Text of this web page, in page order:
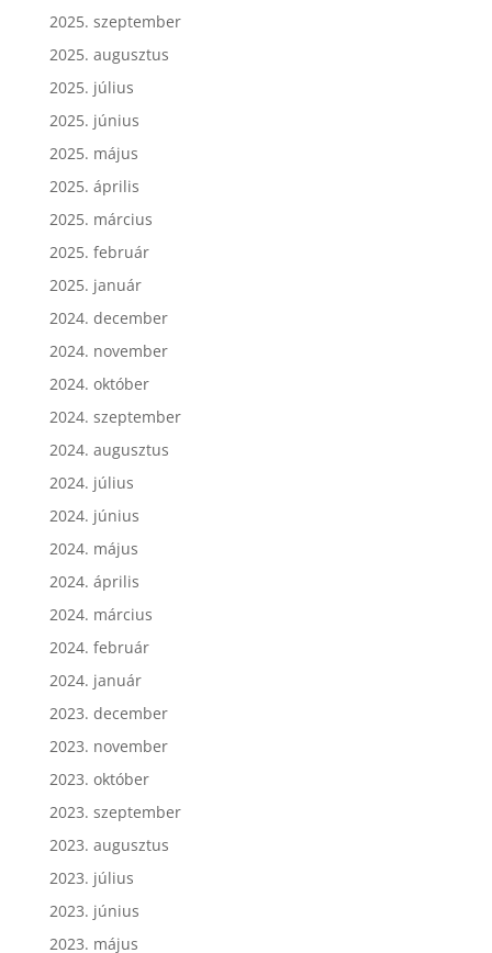
2025. szeptember
2025. augusztus
2025. július
2025. június
2025. május
2025. április
2025. március
2025. február
2025. január
2024. december
2024. november
2024. október
2024. szeptember
2024. augusztus
2024. július
2024. június
2024. május
2024. április
2024. március
2024. február
2024. január
2023. december
2023. november
2023. október
2023. szeptember
2023. augusztus
2023. július
2023. június
2023. május